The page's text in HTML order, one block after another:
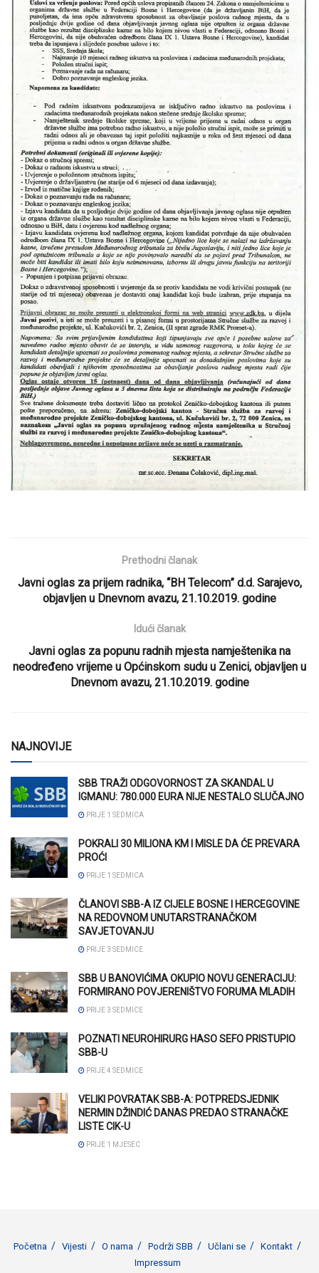
Prethodni članak
Javni oglas za prijem radnika, “BH Telecom” d.d. Sarajevo,
objavljen u Dnevnom avazu, 21.10.2019. godine
Idući članak
Javni oglas za popunu radnih mjesta namještenika na
neodređeno vrijeme u Općinskom sudu u Zenici, objavljen u
Dnevnom avazu, 21.10.2019. godine
NAJNOVIJE
SBB TRAŽI ODGOVORNOST ZA SKANDAL U
IGMANU: 780.000 EURA NIJE NESTALO SLUČAJNO
PRIJE 1 SEDMICA
POKRALI 30 MILIONA KM I MISLE DA ĆE PREVARA
PROĆI
PRIJE 1 SEDMICA
ČLANOVI SBB-A IZ CIJELE BOSNE I HERCEGOVINE
NA REDOVNOM UNUTARSTRANAČKOM
SAVJETOVANJU
PRIJE 3 SEDMICE
SBB U BANOVIĆIMA OKUPIO NOVU GENERACIJU:
FORMIRANO POVJERENIŠTVO FORUMA MLADIH
PRIJE 3 SEDMICE
POZNATI NEUROHIRURG HASO SEFO PRISTUPIO
SBB-U
PRIJE 4 SEDMICE
VELIKI POVRATAK SBB-A: POTPREDSJEDNIK
NERMIN DŽINDIĆ DANAS PREDAO STRANAČKE
LISTE CIK-U
PRIJE 1 MJESEC
Početna Vijesti O nama Podrži SBB Učlani se
Kontakt
Impressum